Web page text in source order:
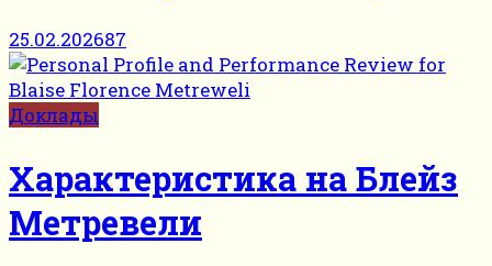
25.02.202687
Доклады
Характеристика на Блейз
Метревели